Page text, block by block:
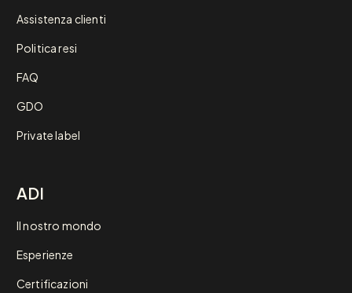
Assistenza clienti
Politica resi
FAQ
GDO
Private label
ADI
Il nostro mondo
Esperienze
Certificazioni